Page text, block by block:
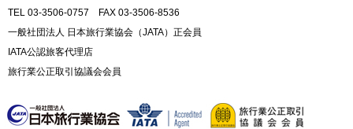
TEL 03-3506-0757 FAX 03-3506-8536
一般社団法人 日本旅行業協会（JATA）正会員
IATA公認旅客代理店
旅行業公正取引協議会会員